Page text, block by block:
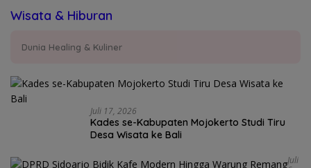
Wisata & Hiburan
Dunia Healing & Kuliner
Juli 17, 2026
Kades se-Kabupaten Mojokerto Studi Tiru
Desa Wisata ke Bali
Juli